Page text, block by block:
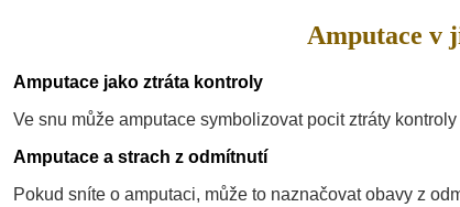
Amputace v
Amputace jako ztráta kontroly
Ve snu může amputace symbolizovat pocit ztráty
Amputace a strach z odmítnutí
Pokud sníte o amputaci, může to naznačovat obavy z